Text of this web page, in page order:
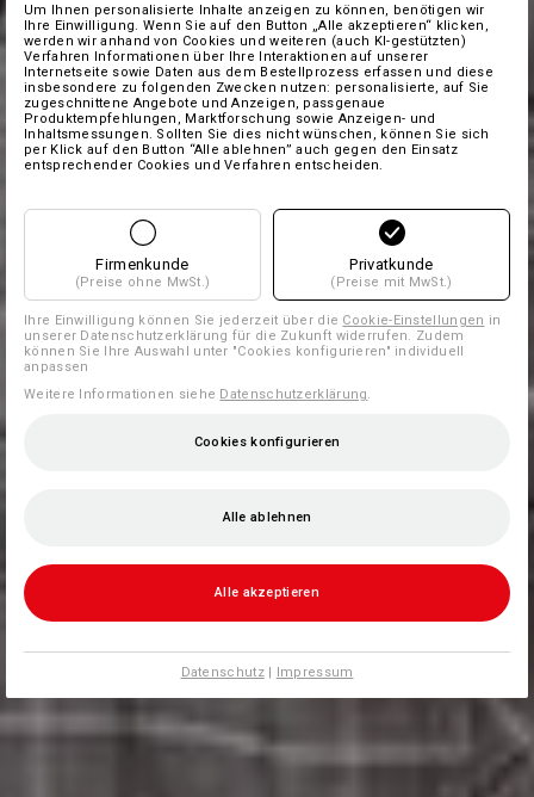
Um Ihnen personalisierte Inhalte anzeigen zu können, benötigen wir
Ihre Einwilligung. Wenn Sie auf den Button „Alle akzeptieren“ klicken,
werden wir anhand von Cookies und weiteren (auch KI-gestützten)
Verfahren Informationen über Ihre Interaktionen auf unserer
Internetseite sowie Daten aus dem Bestellprozess erfassen und diese
insbesondere zu folgenden Zwecken nutzen: personalisierte, auf Sie
zugeschnittene Angebote und Anzeigen, passgenaue
Produktempfehlungen, Marktforschung sowie Anzeigen- und
Inhaltsmessungen. Sollten Sie dies nicht wünschen, können Sie sich
per Klick auf den Button “Alle ablehnen” auch gegen den Einsatz
entsprechender Cookies und Verfahren entscheiden.
Firmenkunde
(Preise ohne MwSt.)
Privatkunde
(Preise mit MwSt.)
Ihre Einwilligung können Sie jederzeit über die Cookie-Einstellungen in
unserer Datenschutzerklärung für die Zukunft widerrufen. Zudem
können Sie Ihre Auswahl unter "Cookies konfigurieren" individuell
anpassen
Weitere Informationen siehe Datenschutzerklärung
Cookies konfigurieren
Alle ablehnen
Alle akzeptieren
Datenschutz| Impressum